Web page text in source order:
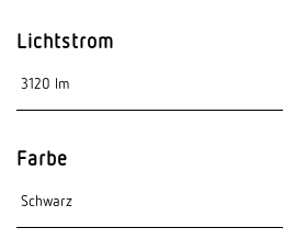
Lichtstrom
Farbe